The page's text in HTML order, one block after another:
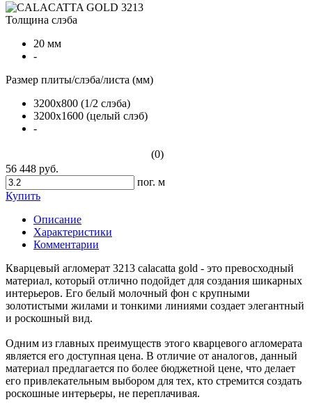
Толщина слэба
20 мм
-
Размер плиты/слэба/листа (мм)
3200х800 (1/2 слэба)
3200х1600 (целый слэб)
-
(0)
56 448 руб.
пог. м
Купить
Описание
Характеристики
Комментарии
Кварцевый агломерат 3213 calacatta gold - это превосходный
материал, который отлично подойдет для создания шикарных
интерьеров. Его белый молочный фон с крупными
золотистыми жилами и тонкими линиями создает элегантный
и роскошный вид.
Одним из главных преимуществ этого кварцевого агломерата
является его доступная цена. В отличие от аналогов, данный
материал предлагается по более бюджетной цене, что делает
его привлекательным выбором для тех, кто стремится создать
роскошные интерьеры, не переплачивая.